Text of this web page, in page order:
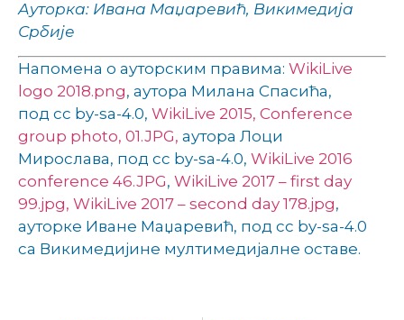
Ауторка: Ивана Маџаревић, Викимедија
Србије
Напомена о ауторским правима: WikiLive
logo 2018.png, аутора Милана Спасића,
под cc by-sa-4.0, WikiLive 2015, Conference
group photo, 01.JPG, аутора Лоци
Мирослава, под cc by-sa-4.0, WikiLive 2016
conference 46.JPG, WikiLive 2017 – first day
99.jpg, WikiLive 2017 – second day 178.jpg,
ауторке Иване Маџаревић, под cc by-sa-4.0
са Викимедијине мултимедијалне оставе.